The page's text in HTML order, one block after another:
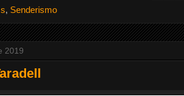
, Senderismo
2019